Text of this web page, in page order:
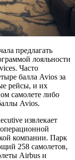
предлагать
лояльности
Часто
балла Avios за
рейсы, и их
самолете либо
Avios.
извлекает
компании. Парк
258 самолетов,
Airbus и